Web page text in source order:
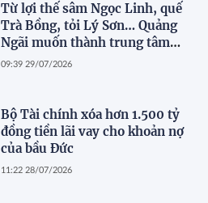
Từ lợi thế sâm Ngọc Linh, quế
Trà Bồng, tỏi Lý Sơn… Quảng
Ngãi muốn thành trung tâm
dược liệu
09:39 29/07/2026
Bộ Tài chính xóa hơn 1.500 tỷ
đồng tiền lãi vay cho khoản nợ
của bầu Đức
11:22 28/07/2026